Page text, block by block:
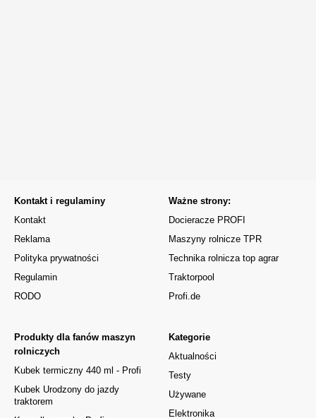
Kontakt i regulaminy
Kontakt
Reklama
Polityka prywatności
Regulamin
RODO
Kategorie
Aktualności
Testy
Używane
Elektronika
Produkty dla fanów maszyn
rolniczych
Kubek termiczny 440 ml - Profi
Kubek Urodzony do jazdy
traktorem
Ważne strony:
Docieracze PROFI
Maszyny rolnicze TPR
Technika rolnicza top agrar
Traktorpool
Profi.de